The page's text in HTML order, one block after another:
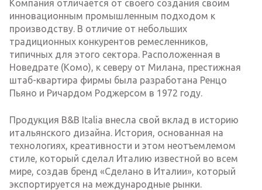
Компания отличается от своего создания своим
инновационным промышленным подходом к
производству. В отличие от небольших
традиционных конкурентов ремесленников,
типичных для этого сектора. Расположенная в
Новедрате (Комо), к северу от Милана, престижная
штаб-квартира фирмы была разработана Ренцо
Пьяно и Ричардом Роджерсом в 1972 году.
Продукция B&B Italia внесла свой вклад в историю
итальянского дизайна. История, основанная на
технологиях, креативности и этом неотъемлемом
стиле, который сделал Италию известной во всем
мире, создав бренд «Сделано в Италии», который
экспортируется на международные рынки.